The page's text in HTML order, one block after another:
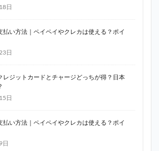
日
払い方法｜ペイペイやクレカは使える？ポイ
日
レジットカードとチャージどっちが得？日本
日
払い方法｜ペイペイやクレカは使える？ポイ
日